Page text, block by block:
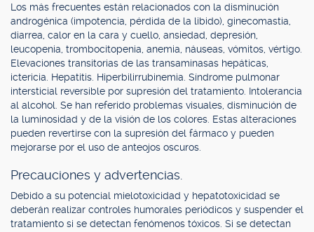
Los más frecuentes están relacionados con la disminución
androgénica (impotencia, pérdida de la libido), ginecomastia,
diarrea, calor en la cara y cuello, ansiedad, depresión,
leucopenia, trombocitopenia, anemia, náuseas, vómitos, vértigo.
Elevaciones transitorias de las transaminasas hepáticas,
ictericia. Hepatitis. Hiperbilirrubinemia. Síndrome pulmonar
intersticial reversible por supresión del tratamiento. Intolerancia
al alcohol. Se han referido problemas visuales, disminución de
la luminosidad y de la visión de los colores. Estas alteraciones
pueden revertirse con la supresión del fármaco y pueden
mejorarse por el uso de anteojos oscuros.
Precauciones y advertencias.
Debido a su potencial mielotoxicidad y hepatotoxicidad se
deberán realizar controles humorales periódicos y suspender el
tratamiento si se detectan fenómenos tóxicos. Si se detectan